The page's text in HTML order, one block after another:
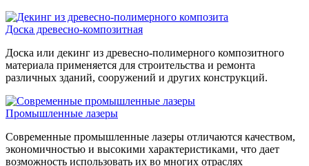
Доска древесно-композитная
Доска или декинг из древесно-полимерного композитного
материала применяется для строительства и ремонта
различных зданий, сооружений и других конструкций.
Промышленные лазеры
Современные промышленные лазеры отличаются качеством,
экономичностью и высокими характеристиками, что дает
возможность использовать их во многих отраслях